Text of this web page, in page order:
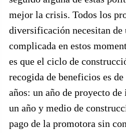
mejor la crisis. Todos los
diversificación necesitan de
complicada en estos
es que el ciclo de
recogida de beneficios es
años: un año de proyecto
un año y medio de
pago de la promotora sin